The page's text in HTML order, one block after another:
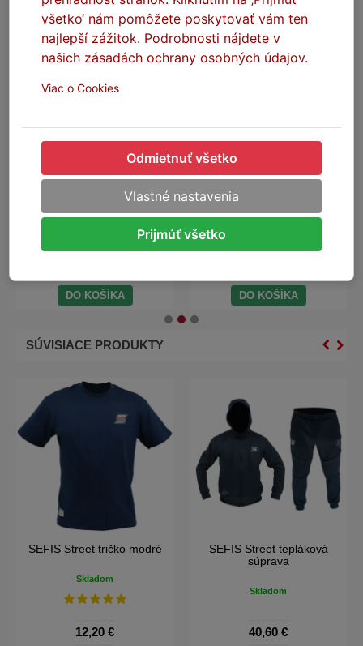
SEFIS Supreme
uterák 800GSM 40*30cm
DO KOŠÍKA
SEFIS Supreme
uterák 800GSM 50*96cm
DO KOŠÍKA
SÚVISIACE PRODUKTY
SEFIS Street tričko modré
Skladom
12,20 €
SEFIS Street tepláková
súprava
Skladom
40,60 €
všetko‘ nám pomôžete poskytovať vám ten
najlepší zážitok. Podrobnosti nájdete v
našich zásadách ochrany osobných údajov.
Viac o Cookies
Odmietnuť všetko
Vlastné nastavenia
Prijmúť všetko